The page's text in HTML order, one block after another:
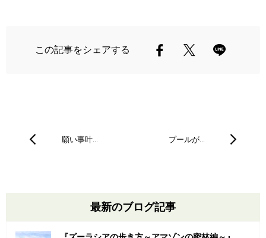
この記事をシェアする
願い事叶… プールが…
最新のブログ記事